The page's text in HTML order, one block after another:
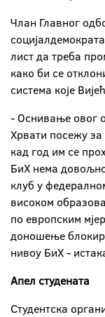
Члан Главног
лист да треба
како би се
система које
- Оснивање овог
Хрвати посежу
кад год им се
БиХ нема
клуб у
високом
по европским
доношење
нивоу БиХ -
Апел студената
Студентска